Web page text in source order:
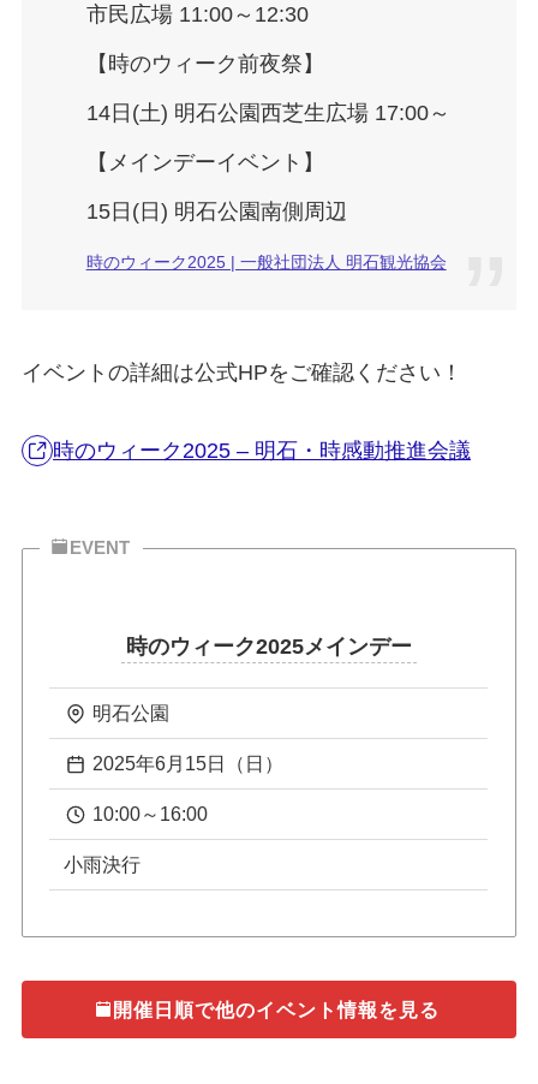
市民広場 11:00～12:30
【時のウィーク前夜祭】
14日(土) 明石公園西芝生広場 17:00～
【メインデーイベント】
15日(日) 明石公園南側周辺
時のウィーク2025 | 一般社団法人 明石観光協会
イベントの詳細は公式HPをご確認ください！
時のウィーク2025 – 明石・時感動推進会議
EVENT
時のウィーク2025メインデー
明石公園
2025年6月15日（日）
10:00～16:00
小雨決行
開催日順で他のイベント情報を見る